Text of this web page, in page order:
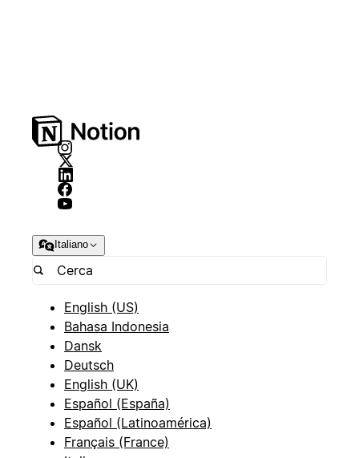
Italiano
English (US)
Bahasa Indonesia
Dansk
Deutsch
English (UK)
Español (España)
Español (Latinoamérica)
Français (France)